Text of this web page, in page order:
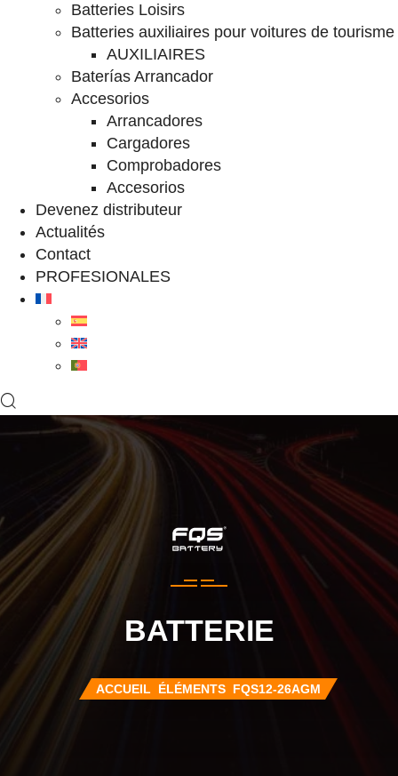
Batteries Loisirs
Batteries auxiliaires pour voitures de tourisme
AUXILIAIRES
Baterías Arrancador
Accesorios
Arrancadores
Cargadores
Comprobadores
Accesorios
Devenez distributeur
Actualités
Contact
PROFESIONALES
BATTERIE
ACCUEIL ÉLÉMENTS FQS12-26AGM